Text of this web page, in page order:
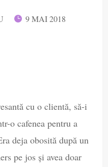
 9 MAI 2018
cu o clientă, să-i
o cafenea pentru a
deja obosită după un
pe jos și avea doar